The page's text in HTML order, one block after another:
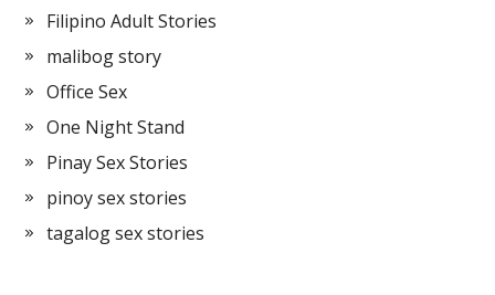
Filipino Adult Stories
malibog story
Office Sex
One Night Stand
Pinay Sex Stories
pinoy sex stories
tagalog sex stories